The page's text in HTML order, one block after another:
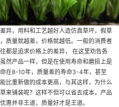
异，用料和工艺越好人造仿真草坪，假草
质量就越差，价格就越低。一般的消费者
都是追求价格上的差异， 在这里劝告各
然产品一样，但是在使用寿命和磨损上是
在8-10年，质量差的寿命3-4年，甚至
比重新做的成本更高，与其这样，为什么
来铺装呢？这样不但可以省去成本，产品
惠并非王道，质量好才是王道。